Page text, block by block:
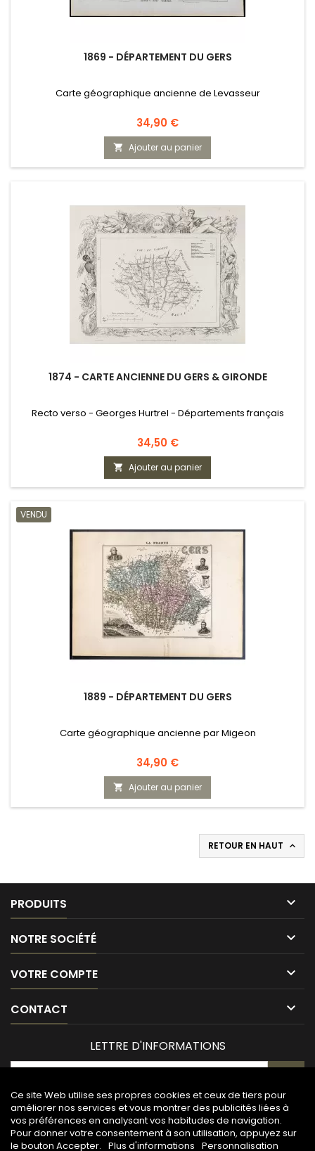
1869 - DÉPARTEMENT DU GERS
Carte géographique ancienne de Levasseur
Prix
34,90 €
 Ajouter au panier
1874 - CARTE ANCIENNE DU GERS & GIRONDE
Recto verso - Georges Hurtrel - Départements français
Prix
34,50 €
 Ajouter au panier
VENDU
1889 - DÉPARTEMENT DU GERS
Carte géographique ancienne par Migeon
Prix
34,90 €
 Ajouter au panier
RETOUR EN HAUT 
PRODUITS 
NOTRE SOCIÉTÉ 
VOTRE COMPTE 
CONTACT 
Ce site Web utilise ses propres cookies et ceux de tiers pour
améliorer nos services et vous montrer des publicités liées à
vos préférences en analysant vos habitudes de navigation.
Pour donner votre consentement à son utilisation, appuyez sur
le bouton Accepter. Plus d'informations Personnalisation
LETTRE D'INFORMATIONS